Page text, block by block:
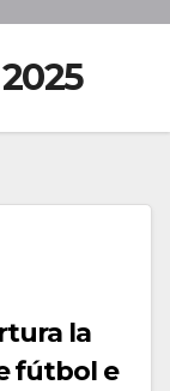
la
fútbol e